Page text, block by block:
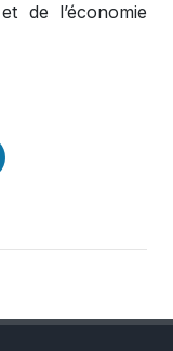
de l’économie